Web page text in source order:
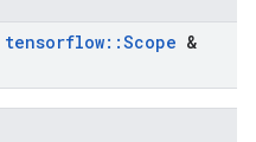
tensorflow::Scope &